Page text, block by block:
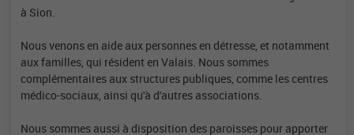
à Sion.
Nous venons en aide aux personnes en détresse, et notamment
aux familles, qui résident en Valais. Nous sommes
complémentaires aux structures publiques, comme les centres
médico-sociaux, ainsi qu'à d'autres associations.
Nous sommes aussi à disposition des paroisses pour apporter